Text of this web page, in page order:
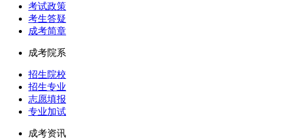
考试政策
考生答疑
成考简章
成考院系
招生院校
招生专业
志愿填报
专业加试
成考资讯